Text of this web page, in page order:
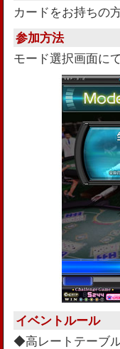
カードをお持ちの
参加方法
モード選択画面に
イベントルール
◆高レートテーブ